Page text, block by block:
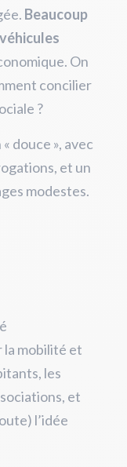
Beaucoup
On
concilier
?
douce », avec
et un
modestes.
la mobilité et
les
et
l’idée